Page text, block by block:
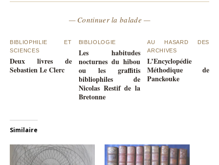
— Continuer la balade —
BIBLIOPHILIE ET
SCIENCES
Deux livres de
Sebastien Le Clerc
BIBLIOLOGIE
Les habitudes
nocturnes du hibou
ou les graffitis
bibliophiles de
Nicolas Restif de la
Bretonne
AU HASARD DES
ARCHIVES
L’Encyclopédie
Méthodique de
Panckouke
Similaire